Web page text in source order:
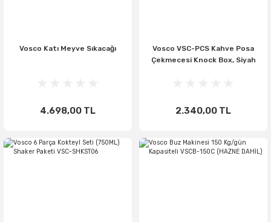
Vosco Katı Meyve Sıkacağı
4.698,00 TL
Vosco VSC-PCS Kahve Posa
Çekmecesi Knock Box, Siyah
2.340,00 TL